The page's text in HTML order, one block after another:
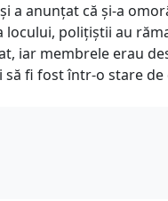
a anunțat că și-a
locului, polițiștii au
iar membrele erau
să fi fost într-o stare de